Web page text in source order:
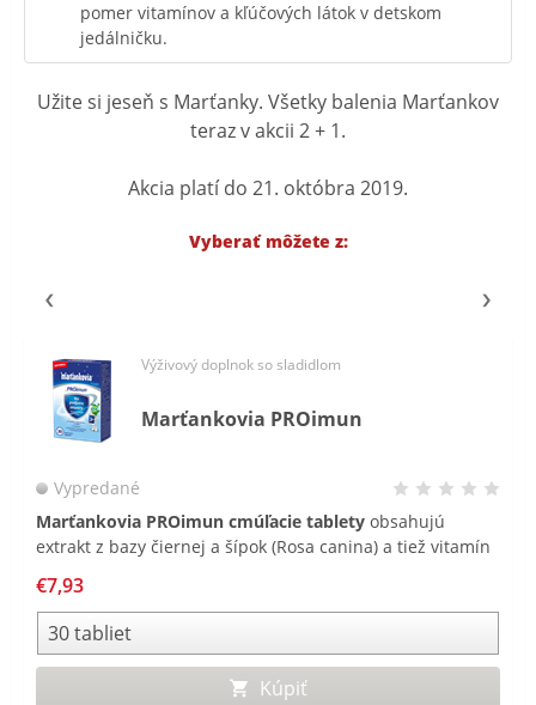
pomer vitamínov a kľúčových látok v detskom
jedálničku.
Užite si jeseň s Marťanky. Všetky balenia Marťankov
teraz v akcii 2 + 1.
Akcia platí do 21. októbra 2019.
Vyberať môžete z:
Výživový doplnok so sladidlom
Marťankovia PROimun
Vypredané
Marťankovia PROimun cmúľacie tablety obsahujú
extrakt z bazy čiernej a šípok (Rosa canina) a tiež vitamín
PROimun cmúľacie tablety môžu užívať deti od 3 rokov.
€7,93
Kúpiť